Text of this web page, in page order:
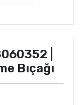
|
Bıçağı